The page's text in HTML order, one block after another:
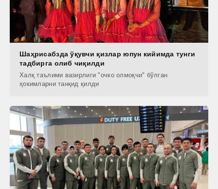
Шаҳрисабзда ўқувчи қизлар юпун кийимда тунги
тадбирга олиб чиқилди
Халқ таълими вазирлиги "очко олмоқчи" бўлган
ҳокимларни танқид қилди